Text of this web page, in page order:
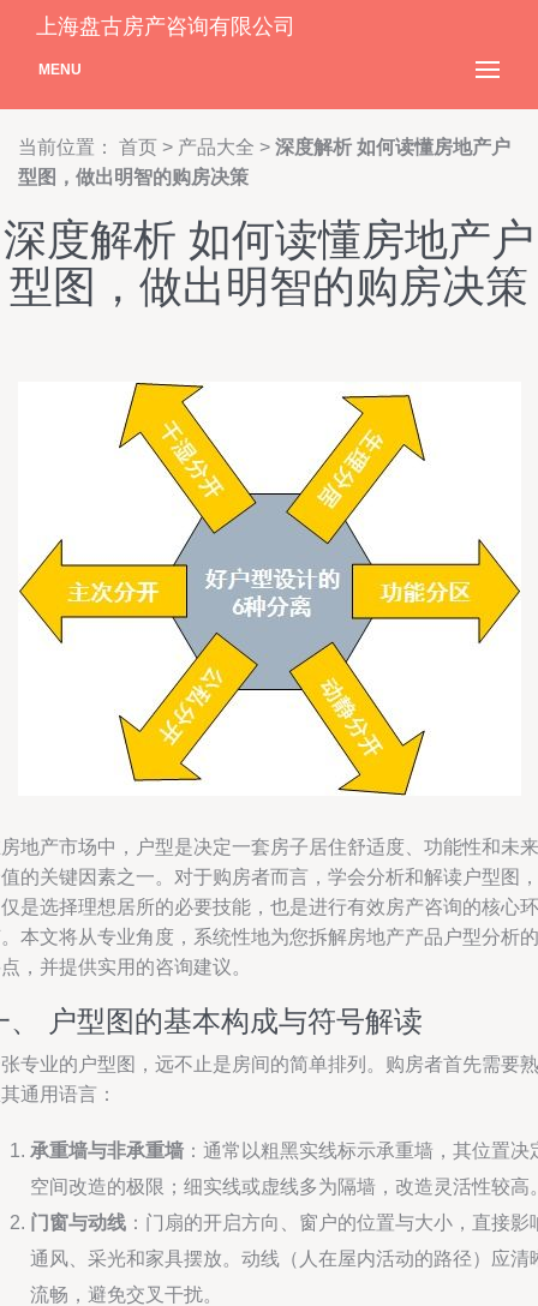
上海盘古房产咨询有限公司
MENU
当前位置： 首页 > 产品大全 > 深度解析 如何读懂房地产户
型图，做出明智的购房决策
深度解析 如何读懂房地产户
型图，做出明智的购房决策
地产市场中，户型是决定一套房子居住舒适度、功能性和未来
的关键因素之一。对于购房者而言，学会分析和解读户型图，
是选择理想居所的必要技能，也是进行有效房产咨询的核心环
本文将从专业角度，系统性地为您拆解房地产产品户型分析的
，并提供实用的咨询建议。
、 户型图的基本构成与符号解读
专业的户型图，远不止是房间的简单排列。购房者首先需要熟
通用语言：
承重墙与非承重墙 ：通常以粗黑实线标示承重墙，其位置决
空间改造的极限；细实线或虚线多为隔墙，改造灵活性较高
门窗与动线 ：门扇的开启方向、窗户的位置与大小，直接影
通风、采光和家具摆放。动线（人在屋内活动的路径）应清
流畅，避免交叉干扰。